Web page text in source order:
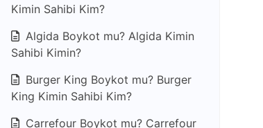
Kimin Sahibi Kim?
Algida Boykot mu? Algida Kimin
Sahibi Kimin?
Burger King Boykot mu? Burger
King Kimin Sahibi Kim?
Carrefour Boykot mu? Carrefour